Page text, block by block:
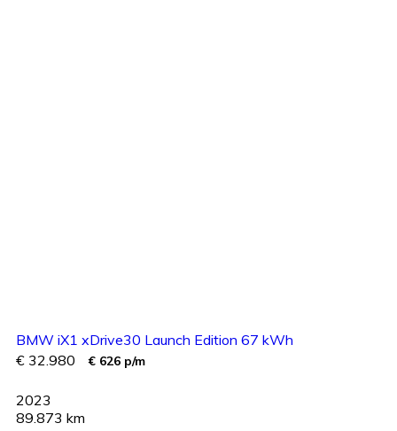
BMW iX1 xDrive30 Launch Edition 67 kWh
€ 32.980
€ 626 p/m
2023
89.873 km